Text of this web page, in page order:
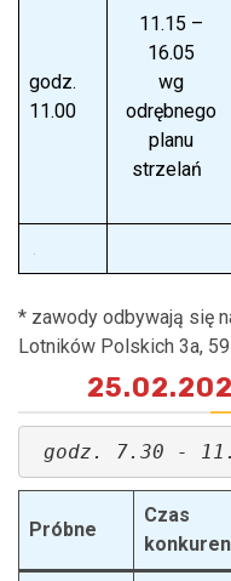
godz.
11.00
11.15 –
16.05
wg
odrębnego
planu
strzelań
.
* zawody odbywają się
Lotników Polskich 3a,
godz. 7.30 -
Próbne
Czas